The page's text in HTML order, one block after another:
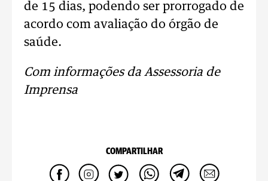
de 15 dias, podendo ser prorrogado de
acordo com avaliação do órgão de
saúde.
Com informações da Assessoria de
Imprensa
COMPARTILHAR